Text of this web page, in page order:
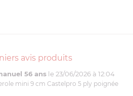
avis produits
56 ans le 23/06/2026 à 12:04
mini 9 cm Castelpro 5 ply poignée